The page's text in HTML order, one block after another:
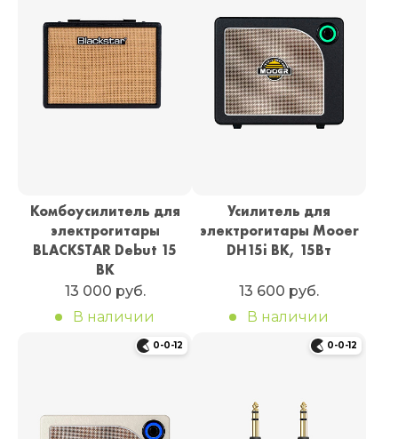
Комбоусилитель для
электрогитары
BLACKSTAR Debut 15
BK
13 000 руб.
В наличии
Усилитель для
электрогитары Mooer
DH15i BK, 15Вт
13 600 руб.
В наличии
0-0-12 0-0-12